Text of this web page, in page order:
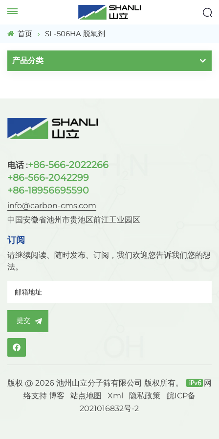
首页 SL-506HA 脱氧剂
产品分类
电话 :+86-566-2022266
+86-566-2042299
+86-18956695590
info@carbon-cms.com
中国安徽省池州市贵池区前江工业园区
订阅
请继续阅读、随时发布、订阅，我们欢迎您告诉我们您的想
法。
提交
版权 @ 2026 池州山立分子筛有限公司 版权所有。
网
络支持 博客 站点地图 Xml 隐私政策
皖ICP备
2021016832号-2